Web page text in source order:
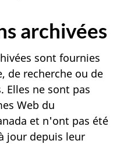
archivées
sont fournies
de recherche ou de
Elles ne sont pas
Web du
et n'ont pas été
jour depuis leur